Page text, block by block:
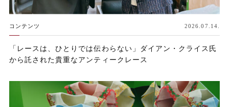
コンテンツ 2026.07.14.
「レースは、ひとりでは伝わらない」ダイアン・クライス氏
から託された貴重なアンティークレース